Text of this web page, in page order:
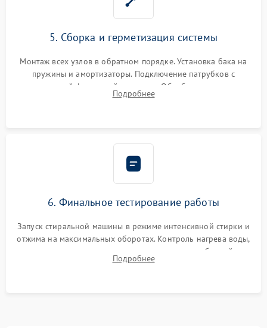
5. Сборка и герметизация системы
Монтаж всех узлов в обратном порядке. Установка бака на
пружины и амортизаторы. Подключение патрубков с
надежной фиксацией хомутами. Обработка стыков
герметиком для предотвращения возможных протечек воды.
Подробнее
6. Финальное тестирование работы
Запуск стиральной машины в режиме интенсивной стирки и
отжима на максимальных оборотах. Контроль нагрева воды,
корректности слива, отсутствия излишних вибраций,
посторонних стуков и протечек под корпусом.
Подробнее